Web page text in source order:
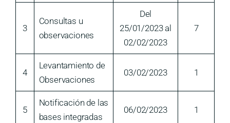
3
Consultas u
observaciones
Del
25/01/2023 al
02/02/2023
7
4
Levantamiento de
Observaciones
03/02/2023 1
5
Notificación de las
bases integradas
06/02/2023 1